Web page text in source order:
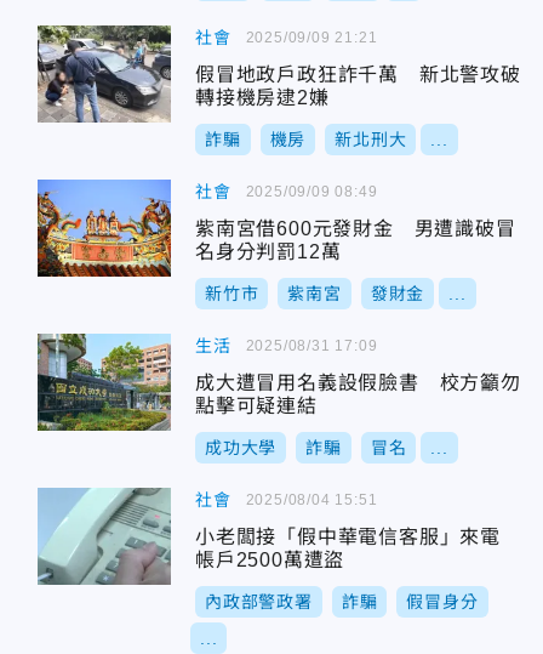
社會
假冒地政戶政狂詐千萬 新北警攻破
轉接機房逮2嫌
詐騙 機房 新北刑大
2025/09/09 21:21
社會
紫南宮借600元發財金 男遭識破冒
名身分判罰12萬
新竹市 紫南宮 發財金
2025/09/09 08:49
生活
成大遭冒用名義設假臉書 校方籲勿
點擊可疑連結
成功大學 詐騙 冒名
2025/08/31 17:09
社會
小老闆接「假中華電信客服」來電
帳戶2500萬遭盜
內政部警政署 詐騙 假冒身分
2025/08/04 15:51